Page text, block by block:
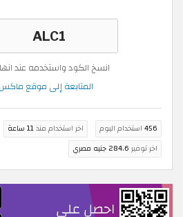
انسخ الكود واستخدمه عند
المتابعة إلى موقع
456 استخدام اليوم اخر استخدام منذ11 ساعة
اخر توفير 284.6 جنيه مصري